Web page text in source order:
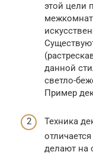
этой цели
данной
светло-
Пример
Техника
делают на